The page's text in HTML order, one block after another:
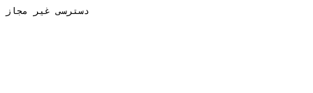
دسترسی غیر مجاز